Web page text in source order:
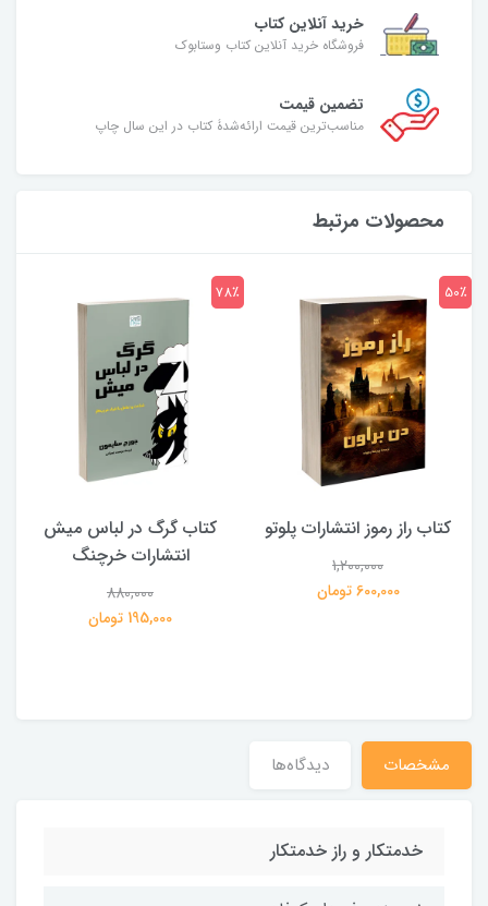
خرید آنلاین کتاب
فروشگاه خرید آنلاین کتاب وستابوک
تضمین قیمت
مناسب‌ترین قیمت ارائه‌شدۀ کتاب در این سال چاپ
محصولات مرتبط
کتاب راز رموز انتشارات پلوتو
1,200,000
600,000 تومان
50٪
کتاب گرگ در لباس میش
انتشارات خرچنگ
880,000
195,000 تومان
78٪
مشخصات دیدگاه‌ها
خدمتکار و راز خدمتکار